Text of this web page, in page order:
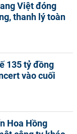
Việt đóng
thanh lý toàn
135 tỷ đồng
vào cuối
Hoa Hồng